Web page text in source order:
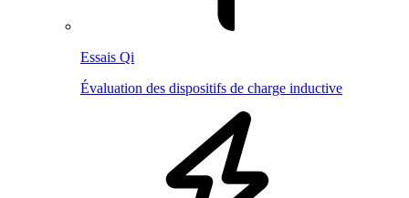
Essais Qi
Évaluation des dispositifs de charge inductive